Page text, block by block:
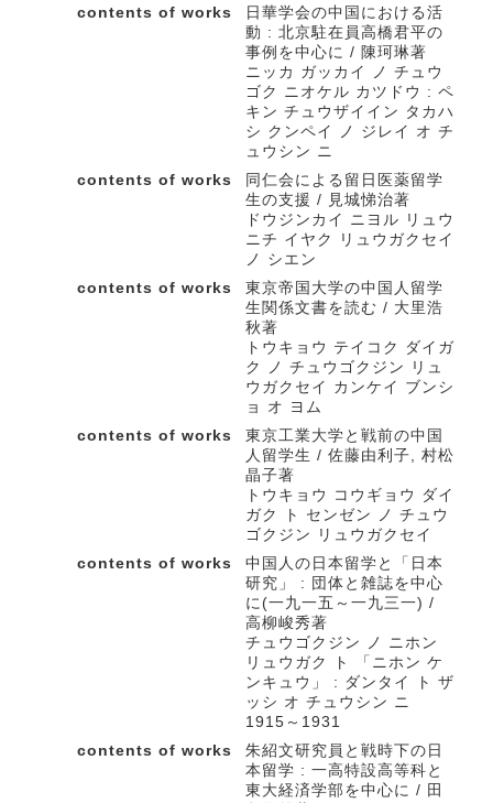
contents of works
日華学会の中国における活
動 : 北京駐在員高橋君平の
事例を中心に / 陳珂琳著
ニッカ ガッカイ ノ チュウ
ゴク ニオケル カツドウ : ペ
キン チュウザイイン タカハ
シ クンペイ ノ ジレイ オ チ
ュウシン ニ
contents of works
同仁会による留日医薬留学
生の支援 / 見城悌治著
ドウジンカイ ニヨル リュウ
ニチ イヤク リュウガクセイ
ノ シエン
contents of works
東京帝国大学の中国人留学
生関係文書を読む / 大里浩
秋著
トウキョウ テイコク ダイガ
ク ノ チュウゴクジン リュ
ウガクセイ カンケイ ブンシ
ョ オ ヨム
contents of works
東京工業大学と戦前の中国
人留学生 / 佐藤由利子, 村松
晶子著
トウキョウ コウギョウ ダイ
ガク ト センゼン ノ チュウ
ゴクジン リュウガクセイ
contents of works
中国人の日本留学と「日本
研究」 : 団体と雑誌を中心
に(一九一五～一九三一) /
高柳峻秀著
チュウゴクジン ノ ニホン
リュウガク ト 「ニホン ケ
ンキュウ」 : ダンタイ ト ザ
ッシ オ チュウシン ニ
1915～1931
contents of works
朱紹文研究員と戦時下の日
本留学 : 一高特設高等科と
東大経済学部を中心に / 田